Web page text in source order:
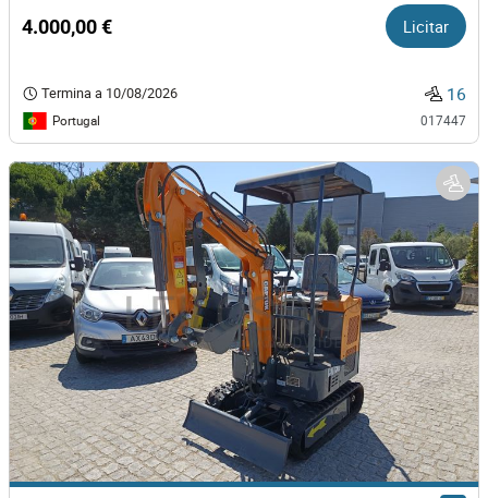
4.000,00 € Licitar
Termina a 10/08/2026 16
Portugal 017447